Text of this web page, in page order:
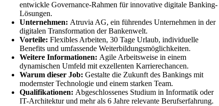
entwickle Governance-Rahmen für innovative digitale Banking-
Lösungen.
Unternehmen: Atruvia AG, ein führendes Unternehmen in der
digitalen Transformation der Bankenwelt.
Vorteile: Flexibles Arbeiten, 30 Tage Urlaub, individuelle
Benefits und umfassende Weiterbildungsmöglichkeiten.
Weitere Informationen: Agile Arbeitsweise in einem
dynamischen Umfeld mit exzellenten Karrierechancen.
Warum dieser Job: Gestalte die Zukunft des Bankings mit
modernster Technologie und einem starken Team.
Qualifikationen: Abgeschlossenes Studium in Informatik oder
IT-Architektur und mehr als 6 Jahre relevante Berufserfahrung.